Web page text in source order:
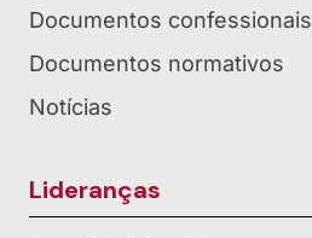
Documentos confessionais
Documentos normativos
Notícias
Lideranças